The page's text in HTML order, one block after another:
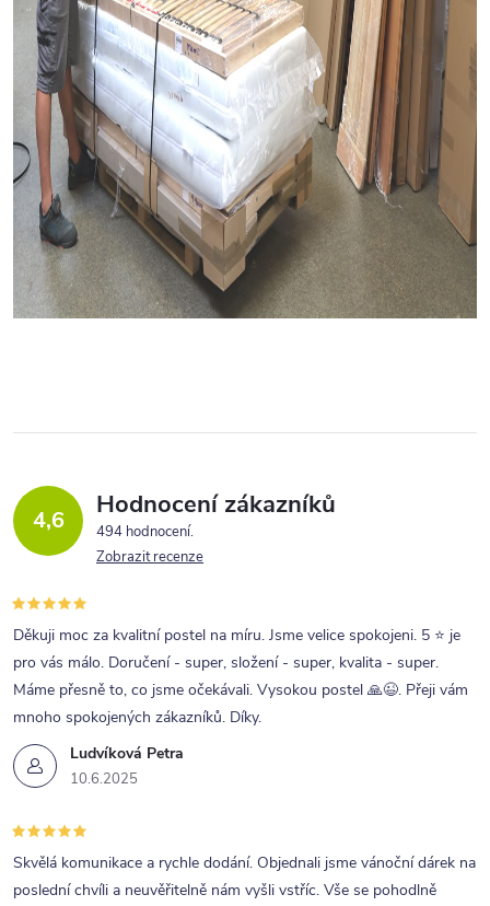
4,6 Hodnocení zákazníků
494 hodnocení
Zobrazit recenze
Ludvíková Petra
10.6.2025
Děkuji moc za kvalitní postel na míru. Jsme velice spokojeni. 5 ⭐ je
pro vás málo. Doručení - super, složení - super, kvalita - super.
Máme přesně to, co jsme očekávali. Vysokou postel 🙏😉. Přeji vám
mnoho spokojených zákazníků. Díky.
Skvělá komunikace a rychle dodání. Objednali jsme vánoční dárek na
poslední chvíli a neuvěřitelně nám vyšli vstříc. Vše se pohodlně